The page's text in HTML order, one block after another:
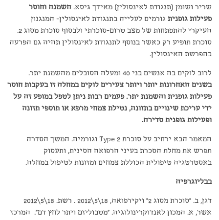
שריר ושומן (תנגודת לאינסולין) מאידך גיסא. השמנה וחוסר
פעילות גופנית גורמים לעלייה בתנגודת לאינסולין- המנגנון
העיקרי להתפתחות של מצב טרום-סוכרתי ולבסוף סוכרת מסוג 2.
סוכרת תופיע רק כאשר בנוסף לתנגודת לאינסולין תהיה גם הפרעה
בהפרשת האינסולין.
לרוב לוקים בה אנשים בני 40 ומעלה הסובלים מהשמנת יתר.
בשנים האחרונות יותר ויותר צעירים לוקים במחלה זו בעקבות חוסר
פעילות גופנית והשמנת יתר. פעמים רבות ניתן לטפל במופע זה על
ידי עריכת שינויים בתזונה, נטילת צמחי מרפא או תוספי תזונה
ופעילות גופנית סדירה.
המאמר הבא ירחיב על סוכרת Type 2 וגורמיה. המשך הסדרה
תפרש את מחלת הסכרת בעיני הרפואה הסינית, ותעסוק
באסטרטגיה טיפולית הכוללת צמחים ומזונות לטיפול במחלה.
בבליוגרפיה
דגן, ב. "סוכרת מסוג 2" ויקירפואה, 18\5\2012 . רשת. 18\5\2012
אשר, א. המכון לאנדוקרינולוגיה. "מטבוליזם ויתר לחץ דם". המרכז